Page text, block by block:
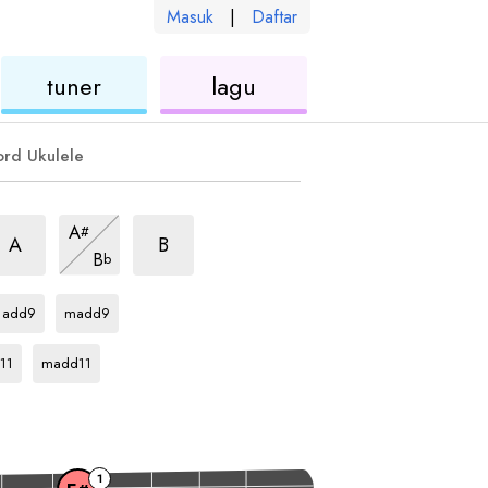
Masuk | Daftar
tuner lagu
Ukulele
A
arpeggio
A#
arpeggio
Bb
B
F#
add9
madd9
madd11
1